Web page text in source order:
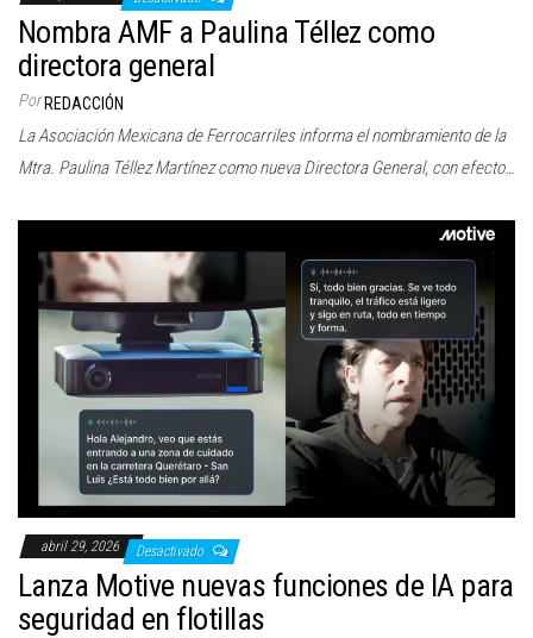
Nombra AMF a Paulina Téllez como
directora general
Por REDACCIÓN
La Asociación Mexicana de Ferrocarriles informa el nombramiento de la
Mtra. Paulina Téllez Martínez como nueva Directora General, con efecto…
abril 29, 2026 Desactivado
Lanza Motive nuevas funciones de IA para
seguridad en flotillas